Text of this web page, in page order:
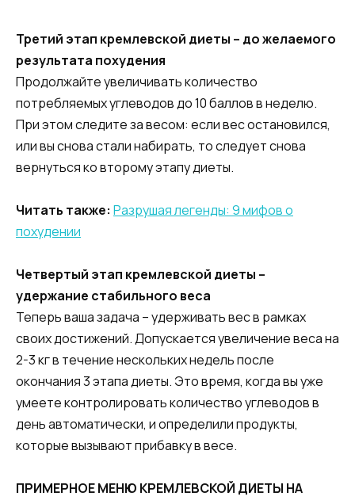
Третий этап кремлевской диеты – до желаемого
результата похудения
Продолжайте увеличивать количество
потребляемых углеводов до 10 баллов в неделю.
При этом следите за весом: если вес остановился,
или вы снова стали набирать, то следует снова
вернуться ко второму этапу диеты.
Читать также: Разрушая легенды: 9 мифов о
похудении
Четвертый этап кремлевской диеты –
удержание стабильного веса
Теперь ваша задача – удерживать вес в рамках
своих достижений. Допускается увеличение веса на
2-3 кг в течение нескольких недель после
окончания 3 этапа диеты. Это время, когда вы уже
умеете контролировать количество углеводов в
день автоматически, и определили продукты,
которые вызывают прибавку в весе.
ПРИМЕРНОЕ МЕНЮ КРЕМЛЕВСКОЙ ДИЕТЫ НА